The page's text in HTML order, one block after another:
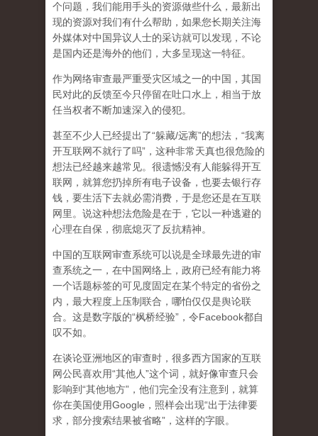
个问题，我们能用手头的资源做些什么，最新出
现的资源对我们有什么帮助，如果您长期关注海
外媒体对中国异议人士的采访就可以发现，不论
是国内还是海外的他们，大多呈现这一特征。
作为网络审查最严重受灾区域之一的中国，其国
民对此的反馈至今只停留在吐口水上，相当于放
任当权者不断加速深入的侵犯。
甚至不少人已经提出了“躲藏/远离”的想法，“我离
开互联网不就行了吗”，这种非常天真也很危险的
想法已经越来越常见。很遗憾没有人能躲得开互
联网，就算您扔掉所有电子设备，也要去银行存
钱，要生活下去就必需消费，于是您还是在互联
网里。说这种想法危险是在于，它以一种逃避的
心理在自保，彻底熄灭了反抗精神。
中国的互联网审查系统可以说是全球最先进的审
查系统之一，在中国网络上，政府已经有能力将
一个话题标签的可见度固定在某个特定的省份之
内，最大程度上压制联合 ，哪怕仅仅是舆论联
合。这是数字版的“枫桥经验”，令Facebook都自
叹不如。
在谈论亚洲地区的审查时，很多西方国家的互联
网公民喜欢用“其他人”这个词，就好像审查只会
影响到“其他地方”，他们完全没有注意到， 就算
你在美国使用Google，照样会出现“出于法律要
求，部分搜索结果被省略”，这样的字眼。